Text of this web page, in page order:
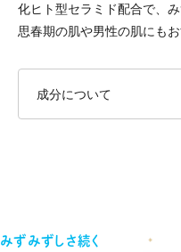
化ヒト型セラミド配合で、
思春期の肌や男性の肌にもお
成分について
みずみずしさ続く